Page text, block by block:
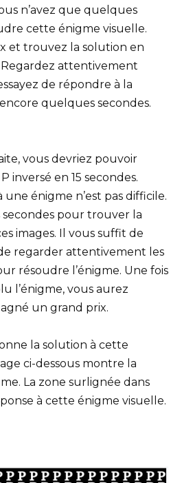
n’avez que quelques
cette énigme visuelle.
et trouvez la solution en
attentivement
de répondre à la
quelques secondes.
vous devriez pouvoir
inversé en 15 secondes.
énigme n’est pas difficile.
secondes pour trouver la
images. Il vous suffit de
regarder attentivement les
résoudre l’énigme. Une fois
l’énigme, vous aurez
un grand prix.
la solution à cette
ci-dessous montre la
La zone surlignée dans
à cette énigme visuelle.